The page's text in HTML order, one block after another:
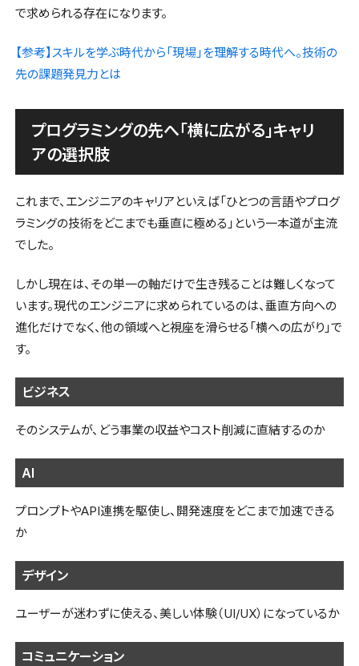
で求められる存在になります。
【参考】スキルを学ぶ時代から「現場」を理解する時代へ。技術の
先の課題発見力とは
プログラミングの先へ「横に広がる」キャリ
アの選択肢
これまで、エンジニアのキャリアといえば「ひとつの言語やプログ
ラミングの技術をどこまでも垂直に極める」という一本道が主流
でした。
しかし現在は、その単一の軸だけで生き残ることは難しくなって
います。現代のエンジニアに求められているのは、垂直方向への
進化だけでなく、他の領域へと視座を滑らせる「横への広がり」で
す。
ビジネス
そのシステムが、どう事業の収益やコスト削減に直結するのか
AI
プロンプトやAPI連携を駆使し、開発速度をどこまで加速できる
か
デザイン
ユーザーが迷わずに使える、美しい体験（UI/UX）になっているか
コミュニケーション